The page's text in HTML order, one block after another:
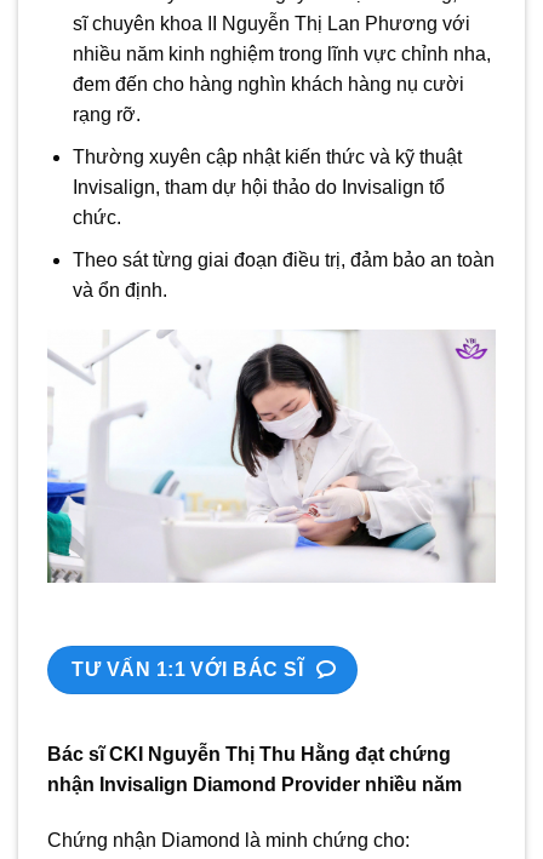
sĩ chuyên khoa II Nguyễn Thị Lan Phương với
nhiều năm kinh nghiệm trong lĩnh vực chỉnh nha,
đem đến cho hàng nghìn khách hàng nụ cười
rạng rỡ.
Thường xuyên cập nhật kiến thức và kỹ thuật
Invisalign, tham dự hội thảo do Invisalign tổ
chức.
Theo sát từng giai đoạn điều trị, đảm bảo an toàn
và ổn định.
TƯ VẤN 1:1 VỚI BÁC SĨ
Bác sĩ CKI Nguyễn Thị Thu Hằng đạt chứng
nhận Invisalign Diamond Provider nhiều năm
Chứng nhận Diamond là minh chứng cho: